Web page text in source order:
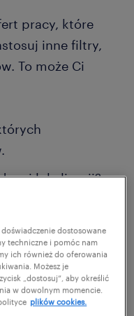
pracy, które
inne filtry,
To może Ci
lokalizacji?
albo słowa
zostały zapisane
dostosowane
techniczne i pomóc nam
ich również do oferowania
Możesz je
„dostosuj”, aby określić
w dowolnym momencie.
plików cookies.